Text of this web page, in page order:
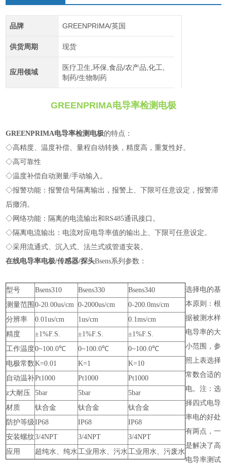
品牌 GREENPRIMA/英国
供货周期 现货
应用领域
医疗卫生,环保,食品/农产品,化工,
制药/生物制药
GREENPRIMA电导率检测电极
GREENPRIMA电导率检测电极的特点：
◇高精度、温度补偿、量程自动转换，精度高，重复性好。
◇高可靠性
◇温度补偿自动测量/手动输入。
◇报警功能：报警信号隔离输出，报警上、下限可任意设定，报警滞
后撤消。
◇网络功能：隔离的电流输出和RS485通讯接口。
◇隔离电流输出：电流对应电导率值的输出上、下限可任意设定。
◇采用流通式、沉入式、法兰式或管道安装。
在线电导率电极/传感器/探头Bsens系列参数：
型号 Bsens310 Bsens330
Bsens340
测量范围 0-20.00us/cm 0-2000us/cm
0-200.0ms/cm
分辨率
0.01us/cm 1us/cm
0.1ms/cm
精度
±1%F.S. ±1%F.S.
±1%F.S.
工作温度0~100.0℃ 0~100.0℃
0~100.0℃
电极常数K=0.01 K=1
K=10
自动温补Pt1000 Pt1000
Pt1000
z大耐压
5bar 5bar
5bar
材质
钛合金 钛合金
钛合金
防护等级IP68 IP68
IP68
安装螺纹3/4NPT 3/4NPT
3/4NPT
应用
超纯水、纯水工业用水、污水工业用水、污废水
选择电的基
本原则：根
据被测水样
电导率的大
小范围，参
照上表选择
常数合适的
电。注：选
择四式电导
率电的好处
有两点，一
是解决了高
电导率测试